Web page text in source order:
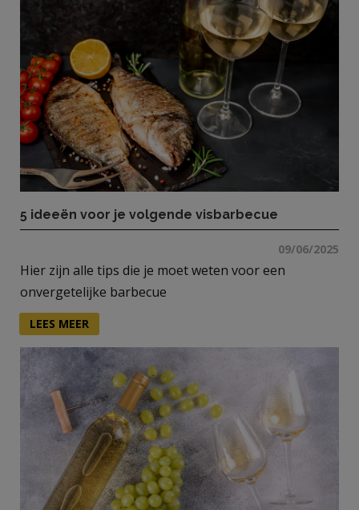
5 ideeën voor je volgende visbarbecue
09/06/2025
Hier zijn alle tips die je moet weten voor een
onvergetelijke barbecue
LEES MEER